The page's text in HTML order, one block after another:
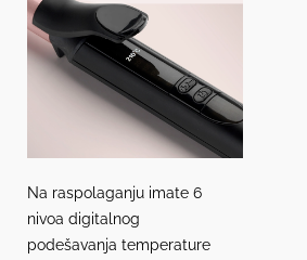
Na raspolaganju imate 6
nivoa digitalnog
podešavanja temperature